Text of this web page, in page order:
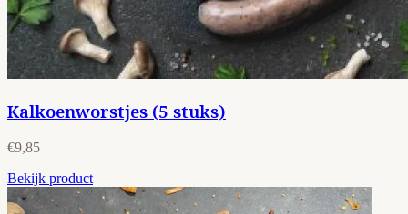
Kalkoenworstjes (5 stuks)
€9,85
Bekijk product